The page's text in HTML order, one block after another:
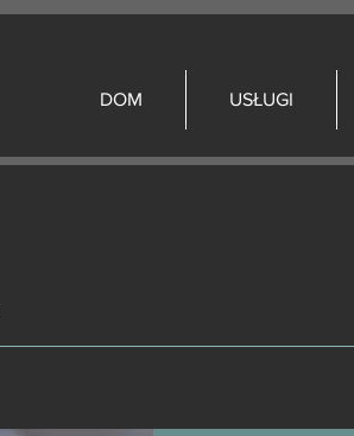
DOM USŁUGI